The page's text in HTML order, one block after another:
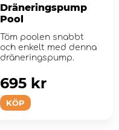
Dräneringspump
Pool
Töm poolen snabbt
och enkelt med denna
dräneringspump.
KÖP
695 kr